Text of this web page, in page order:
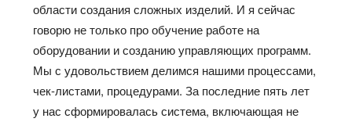
области создания сложных изделий. И я сейчас
говорю не только про обучение работе на
оборудовании и созданию управляющих программ.
Мы с удовольствием делимся нашими процессами,
чек-листами, процедурами. За последние пять лет
у нас сформировалась система, включающая не